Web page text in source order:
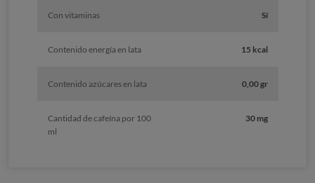
Con vitaminas Sí
Contenido energía en lata 15 kcal
Contenido azúcares en lata 0,00 gr
Cantidad de cafeína por 100
ml
30 mg